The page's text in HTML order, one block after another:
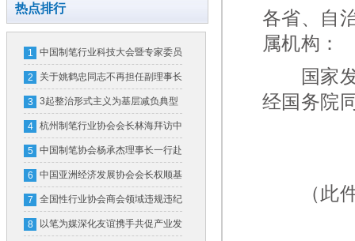
热点排行
1 中国制笔行业科技大会暨专家委员
会换届大会在北京隆重召开
2 关于姚鹤忠同志不再担任副理事长
的公告
3 3起整治形式主义为基层减负典型
问题，公开通报！
4 杭州制笔行业协会会长林海拜访中
国制笔协会
5 中国制笔协会杨承杰理事长一行赴
横琴粤澳深度合作区和广东省文化
用品行业协会考察交流
6 中国亚洲经济发展协会会长权顺基
接受纪律审查和监察调查
7 全国性行业协会商会领域违规违纪
违法典型案例
8 以笔为媒深化友谊携手共促产业发
各省、自
属机构：
国家发
经国务院
（此件